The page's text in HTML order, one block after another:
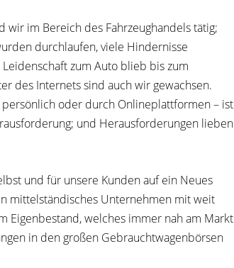
wir im Bereich des Fahrzeughandels tätig;
durchlaufen, viele Hindernisse
zum Auto blieb bis zum
des Internets sind auch wir gewachsen.
persönlich oder durch Onlineplattformen – ist
und Herausforderungen lieben
und für unsere Kunden auf ein Neues
mittelständisches Unternehmen mit weit
Eigenbestand, welches immer nah am Markt
in den großen Gebrauchtwagenbörsen